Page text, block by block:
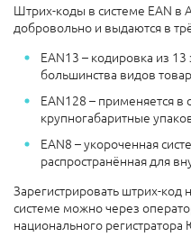
Штрих-коды в системе EAN
добровольно и выдаются в
EAN13 – кодировка из
большинства видов
EAN128 – применяется в
крупногабаритные
EAN8 – укороченная
распространённая для
Зарегистрировать штрих-
системе можно через
национального регистратора